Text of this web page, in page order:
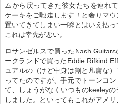
ムから戻ってきた彼女たちを連れ
ケーキをご馳走します！と奢りマ
置いてきてしまい一瞬とはいえ払っ
これは幸先が悪い。
ロサンゼルスで買ったNash
ークランドで買ったEddie Rifkind
ュアルの（けど中身は割と凡庸な
ってたのですが、手元でトーンコ
て、しょうがなくいつものkeeley
しました。といってもこれがアメ